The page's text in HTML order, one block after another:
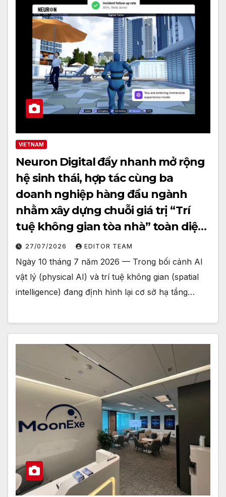
VIETNAM
Neuron Digital đẩy nhanh mở rộng
hệ sinh thái, hợp tác cùng ba
doanh nghiệp hàng đầu ngành
nhằm xây dựng chuỗi giá trị “Trí
tuệ không gian tòa nhà” toàn diện
tại Trung Quốc
27/07/2026 EDITOR TEAM
Ngày 10 tháng 7 năm 2026 — Trong bối cảnh AI
vật lý (physical AI) và trí tuệ không gian (spatial
intelligence) đang định hình lại cơ sở hạ tầng…